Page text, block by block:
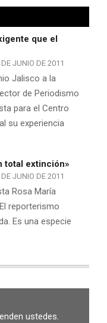
que el
JUNIO DE 2011
Jalisco a la
de Periodismo
para el Centro
su experiencia
total extinción»
JUNIO DE 2011
Rosa María
reporterismo
Es una especie
ustedes.